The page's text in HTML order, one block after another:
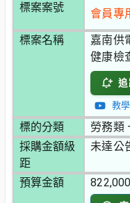
標案案號
會員專
標案名稱
嘉南供
健康檢
教學
標的分類
勞務類
採購金額級
距
未達公
預算金額 822,000